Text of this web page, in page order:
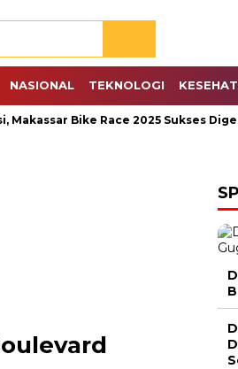
NASIONAL TEKNOLOGI
Bike Race 2025 Sukses Digelar